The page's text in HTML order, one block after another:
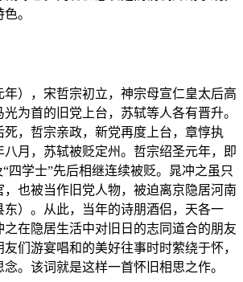
。
年），宋哲宗初立，神宗母宣仁皇太后高
为首的旧党上台，苏轼等人各有晋升。
死，哲宗亲政，新党再度上台，章惇执
月，苏轼被贬定州。哲宗绍圣元年，即
四学士”先后相继连续被贬。晁冲之虽只
也被当作旧党人物，被迫离京隐居河南
东）。从此，当年的诗朋酒侣，天各一
之在隐居生活中对旧日的志同道合的朋友
们游宴唱和的美好往事时时萦绕于怀，
。该词就是这样一首怀旧相思之作。